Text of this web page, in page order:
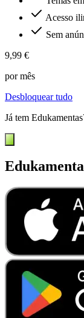
Acesso
Sem
9,99 €
por mês
Desbloquear tudo
Já tem